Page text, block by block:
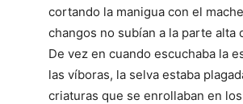
cortando la manigua con el
changos no subían a la parte alta
De vez en cuando escuchaba la
las víboras, la selva estaba
criaturas que se enrollaban en